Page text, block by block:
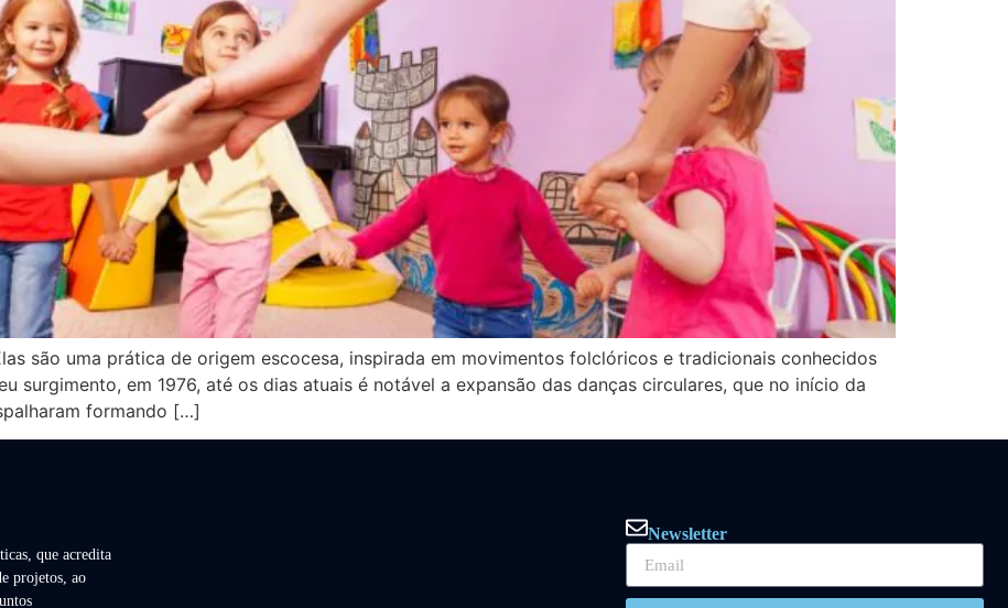
são uma prática de origem escocesa, inspirada em movimentos folclóricos e tradicionais conhecidos
surgimento, em 1976, até os dias atuais é notável a expansão das danças circulares, que no início da
formando […]
que acredita
projetos, ao
Newsletter